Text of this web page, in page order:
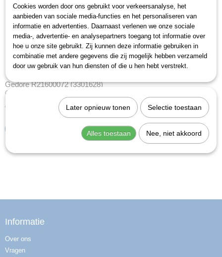
Gedore R21600072 (3301628)
Gereedschapsset BASIS, in gereedschapkist,…
€ 284,41
Informatie
Over ons
Vragen
Cookies worden door ons gebruikt voor verkeersanalyse, het
aanbieden van sociale media-functies en het personaliseren van
informatie en advertenties. Daarnaast verlenen we onze sociale
media-, advertentie- en analysepartners toegang tot informatie over
hoe u onze site gebruikt. Zij kunnen deze informatie gebruiken in
combinatie met andere gegevens die zij mogelijk hebben verzameld
door uw gebruik van hun diensten of die u hen hebt verstrekt.
Later opnieuw tonen Selectie toestaan
Alles toestaan Nee, niet akkoord